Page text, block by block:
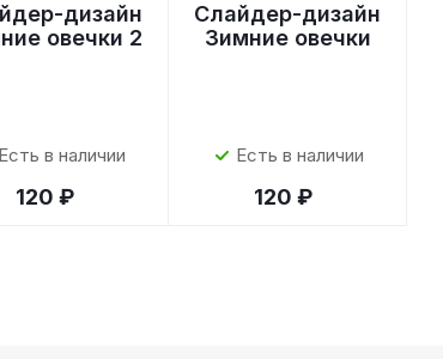
дизайн
овечки 2
Есть в наличии
120 ₽
Слайдер-дизайн
Зимние овечки
Есть в наличии
120 ₽